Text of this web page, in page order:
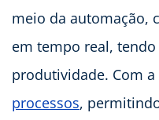
meio da automação,
em tempo real,
produtividade. Com a
processos,